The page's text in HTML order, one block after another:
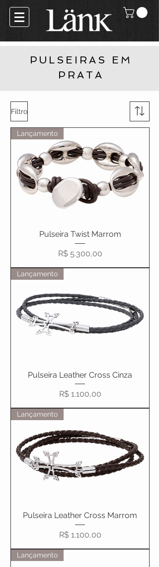
PULSEIRAS EM
PRATA
Filtro
Lançamento
Pulseira Twist Marrom
Preço
R$ 5.300,00
Lançamento
Pulseira Leather Cross Cinza
Preço
R$ 1.100,00
Lançamento
Pulseira Leather Cross Marrom
Preço
R$ 1.100,00
Lançamento